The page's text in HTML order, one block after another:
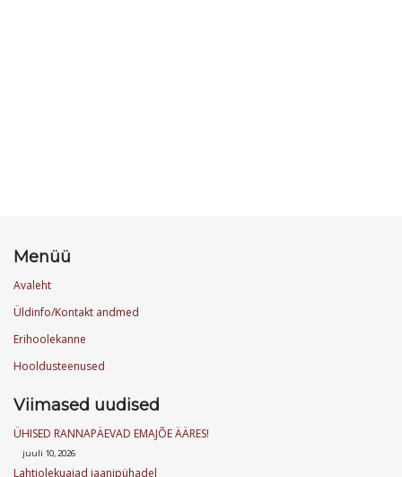
Menüü
Avaleht
Üldinfo/Kontakt andmed
Erihoolekanne
Hooldusteenused
Viimased uudised
ÜHISED RANNAPÄEVAD EMAJÕE ÄÄRES!
juuli 10, 2026
Lahtiolekuajad jaanipühadel